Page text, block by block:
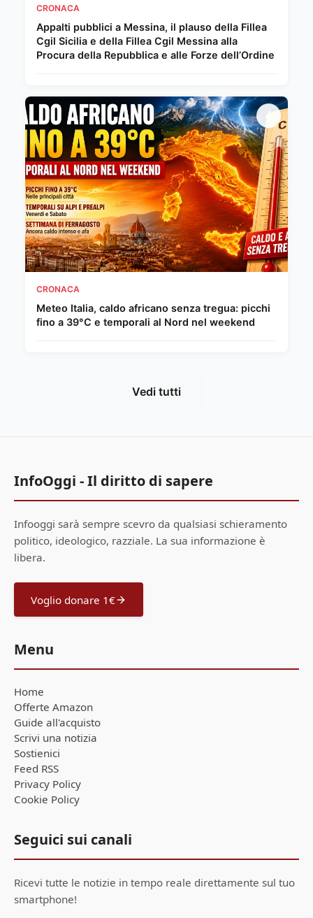
CRONACA
Appalti pubblici a Messina, il plauso della Fillea
Cgil Sicilia e della Fillea Cgil Messina alla
Procura della Repubblica e alle Forze dell’Ordine
CRONACA
Meteo Italia, caldo africano senza tregua: picchi
fino a 39°C e temporali al Nord nel weekend
Vedi tutti
InfoOggi - Il diritto di sapere
Infooggi sarà sempre scevro da qualsiasi schieramento
politico, ideologico, razziale. La sua informazione è
libera.
Voglio donare 1€
Menu
Home
Offerte Amazon
Guide all'acquisto
Scrivi una notizia
Sostienici
Feed RSS
Privacy Policy
Cookie Policy
Seguici sui canali
Ricevi tutte le notizie in tempo reale direttamente sul tuo
smartphone!